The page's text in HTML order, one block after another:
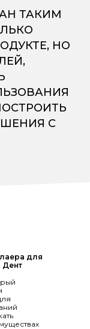
ТАКИМ
НО
С
для
Дент